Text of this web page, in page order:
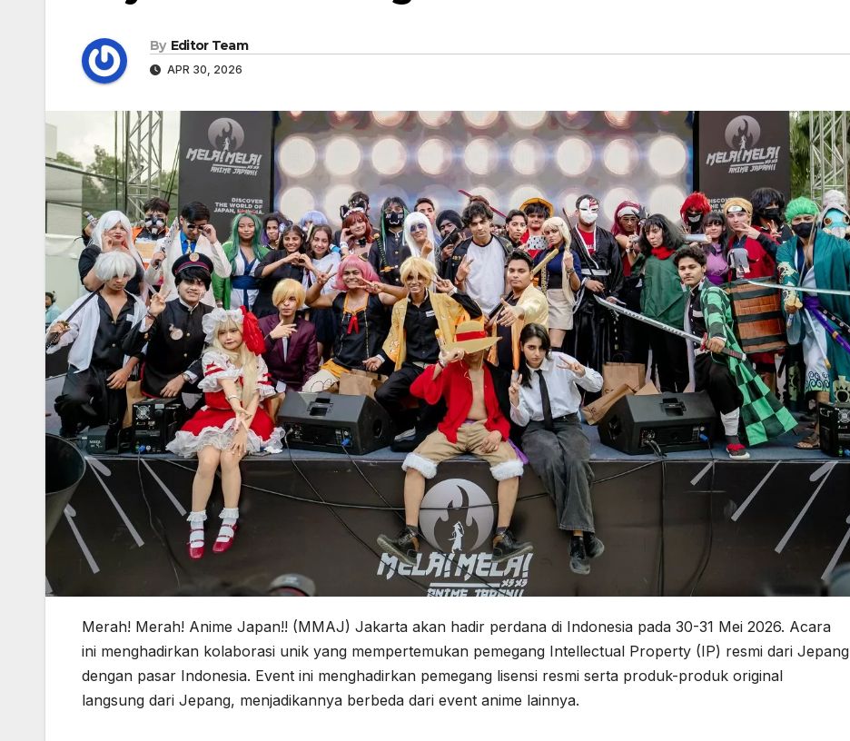
By Editor Team
APR 30, 2026
Merah! Merah! Anime Japan!! (MMAJ) Jakarta akan hadir perdana di Indonesia pada 30-31 Mei 2026. Acara
ini menghadirkan kolaborasi unik yang mempertemukan pemegang Intellectual Property (IP) resmi dari Jepang
dengan pasar Indonesia. Event ini menghadirkan pemegang lisensi resmi serta produk-produk original
langsung dari Jepang, menjadikannya berbeda dari event anime lainnya.